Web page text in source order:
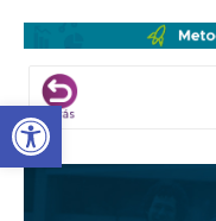
Open toolbar